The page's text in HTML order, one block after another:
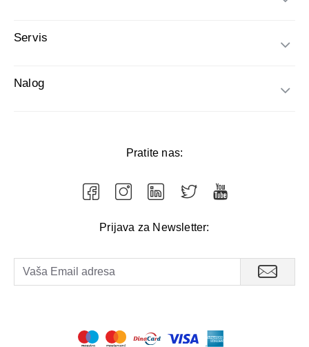
Servis
Nalog
Pratite nas:
Prijava za Newsletter: